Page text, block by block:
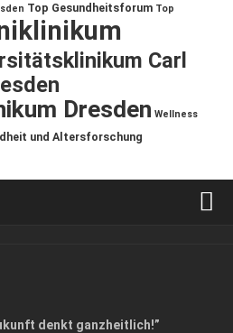
Top Gesundheitsforum Top
Carl
Dresden Wellness
und Altersforschung
denkt ganzheitlich!”